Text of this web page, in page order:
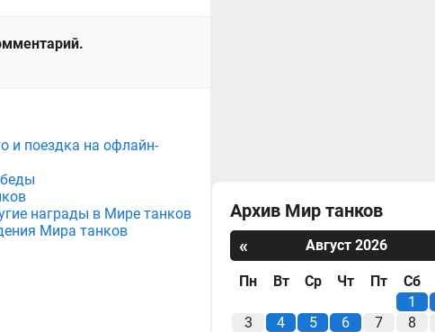
и поездка на офлайн-
награды в Мире танков
Мира танков
Архив Мир танков
«
Август 2026
Пн Вт Ср Чт Пт
Сб
1
3
4 5 6 7
8